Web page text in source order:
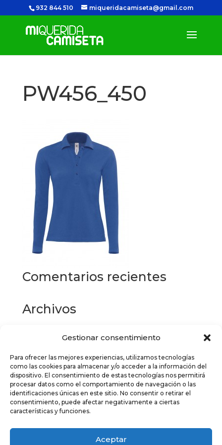
Gestionar consentimiento
Para ofrecer las mejores experiencias, utilizamos tecnologías
como las cookies para almacenar y/o acceder a la información del
dispositivo. El consentimiento de estas tecnologías nos permitirá
procesar datos como el comportamiento de navegación o las
identificaciones únicas en este sitio. No consentir o retirar el
consentimiento, puede afectar negativamente a ciertas
características y funciones.
Aceptar
932 844 510 miqueridacamiseta@gmail.com
PW456_450
Comentarios recientes
Archivos
Categorías
No hay categorías
Meta
Acceder
Feed de entradas
Feed de comentarios